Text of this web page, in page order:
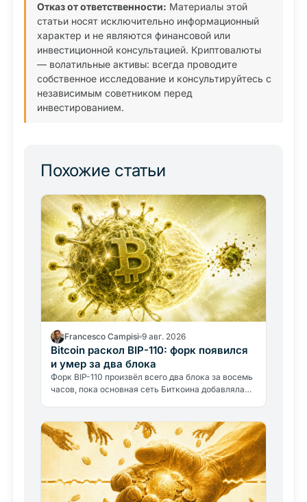
Отказ от ответственности: Материалы этой
статьи носят исключительно информационный
характер и не являются финансовой или
инвестиционной консультацией. Криптовалюты
— волатильные активы: всегда проводите
собственное исследование и консультируйтесь с
независимым советником перед
инвестированием.
Похожие статьи
Francesco Campisi 9 авг. 2026
Bitcoin раскол BIP-110: форк появился
и умер за два блока
Форк BIP-110 произвёл всего два блока за восемь
часов, пока основная сеть Биткоина добавляла